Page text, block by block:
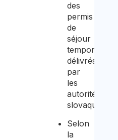
des
permis
de
séjour
temporaires
délivrés
par
les
autorités
slovaques.
Selon
la